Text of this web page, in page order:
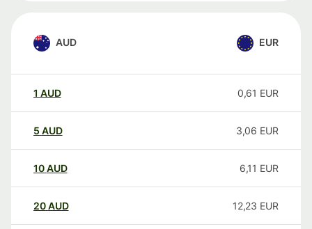
AUD EUR
1 AUD 0,61 EUR
5 AUD 3,06 EUR
10AUD 6,11 EUR
20AUD 12,23 EUR